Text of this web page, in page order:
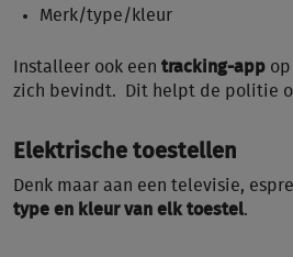
Merk/type/kleur
Installeer ook een tracking-app
zich bevindt. Dit helpt de politie
Elektrische toestellen
Denk maar aan een televisie,
type en kleur van elk toestel.